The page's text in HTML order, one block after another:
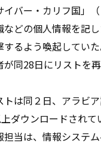
バー・カリフ国」
などの個人情報を記
るよう喚起してい
が同28日にリストを
は同２日、アラビ
ダウンロードされて
当は、情報システ